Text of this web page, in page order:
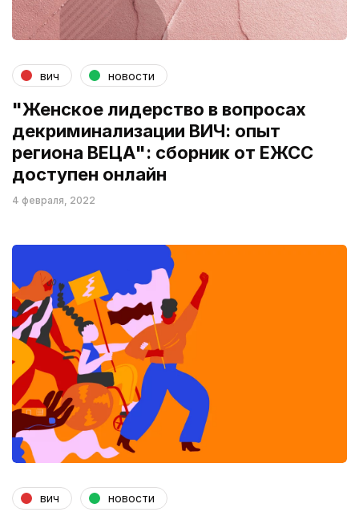
вич новости
"Женское лидерство в вопросах
декриминализации ВИЧ: опыт
региона ВЕЦА": сборник от ЕЖСС
доступен онлайн
4 февраля, 2022
вич новости